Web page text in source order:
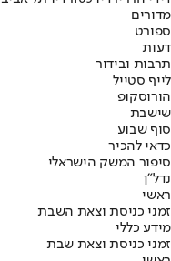
מדורים
ספורט
דעות
תרבות ובידור
לייף סטייל
הורוסקופ
שישבת
סוף שבוע
כדאי להכיר
סיפור המשק הישראלי
נדל"ן
ראשי
זמני כניסת וצאת השבת
מידע כללי
זמני כניסת וצאת שבת